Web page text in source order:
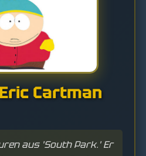
Cartman
aus 'South Park.' Er